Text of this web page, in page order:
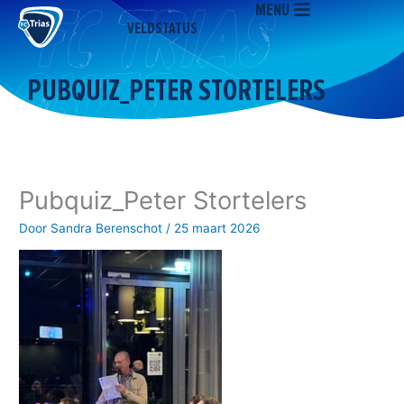
naar
inhoud
VELDSTATUS
MENU
PUBQUIZ_PETER STORTELERS
Pubquiz_Peter Stortelers
Door Sandra Berenschot / 25 maart 2026